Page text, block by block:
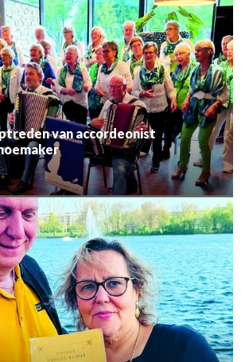
van accordeonist